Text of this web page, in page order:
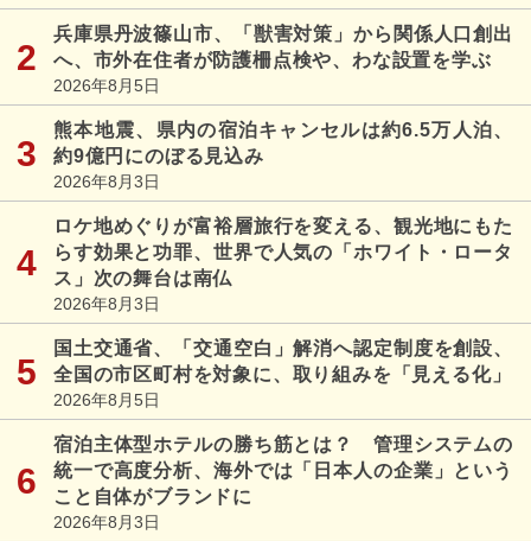
兵庫県丹波篠山市、「獣害対策」から関係人口創出
へ、市外在住者が防護柵点検や、わな設置を学ぶ
2026年8月5日
熊本地震、県内の宿泊キャンセルは約6.5万人泊、
約9億円にのぼる見込み
2026年8月3日
ロケ地めぐりが富裕層旅行を変える、観光地にもた
らす効果と功罪、世界で人気の「ホワイト・ロータ
ス」次の舞台は南仏
2026年8月3日
国土交通省、「交通空白」解消へ認定制度を創設、
全国の市区町村を対象に、取り組みを「見える化」
2026年8月5日
宿泊主体型ホテルの勝ち筋とは？ 管理システムの
統一で高度分析、海外では「日本人の企業」という
こと自体がブランドに
2026年8月3日